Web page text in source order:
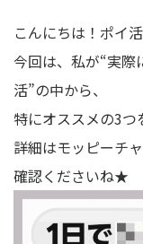
こんにちは！ポイ
今回は、私が“実際
活”の中から、
特にオススメの3つ
詳細はモッピーチ
確認くださいね★